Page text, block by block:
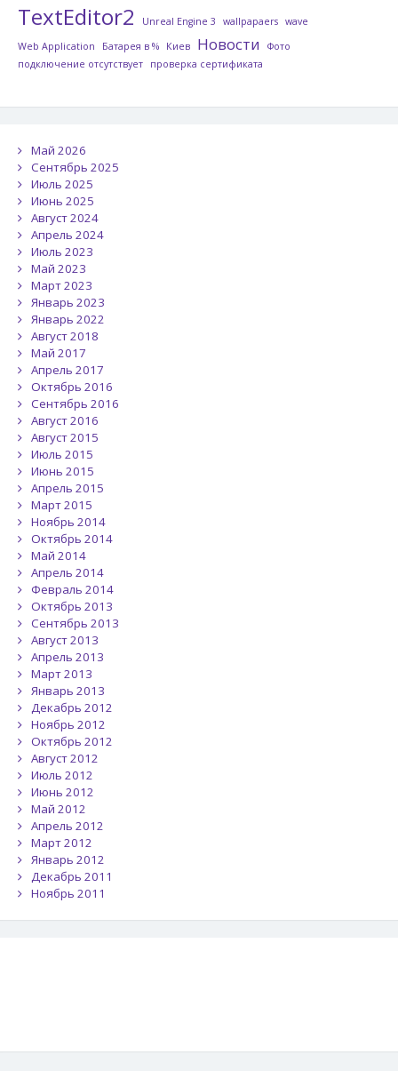
TextEditor2 Unreal Engine 3 wallpapaers wave
Web Application
Батарея в % Киев Новости
Фото
подключение отсутствует
проверка сертификата
Май 2026
Сентябрь 2025
Июль 2025
Июнь 2025
Август 2024
Апрель 2024
Июль 2023
Май 2023
Март 2023
Январь 2023
Январь 2022
Август 2018
Май 2017
Апрель 2017
Октябрь 2016
Сентябрь 2016
Август 2016
Август 2015
Июль 2015
Июнь 2015
Апрель 2015
Март 2015
Ноябрь 2014
Октябрь 2014
Май 2014
Апрель 2014
Февраль 2014
Октябрь 2013
Сентябрь 2013
Август 2013
Апрель 2013
Март 2013
Январь 2013
Декабрь 2012
Ноябрь 2012
Октябрь 2012
Август 2012
Июль 2012
Июнь 2012
Май 2012
Апрель 2012
Март 2012
Январь 2012
Декабрь 2011
Ноябрь 2011